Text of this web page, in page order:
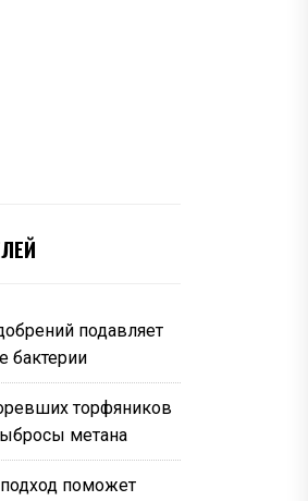
подавляет
бактерии
торфяников
метана
поможет